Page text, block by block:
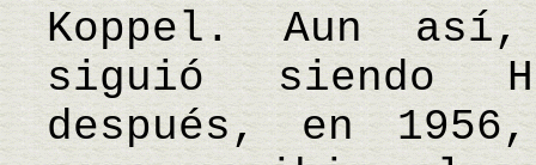
Koppel. Aun
siguió siendo
después, en